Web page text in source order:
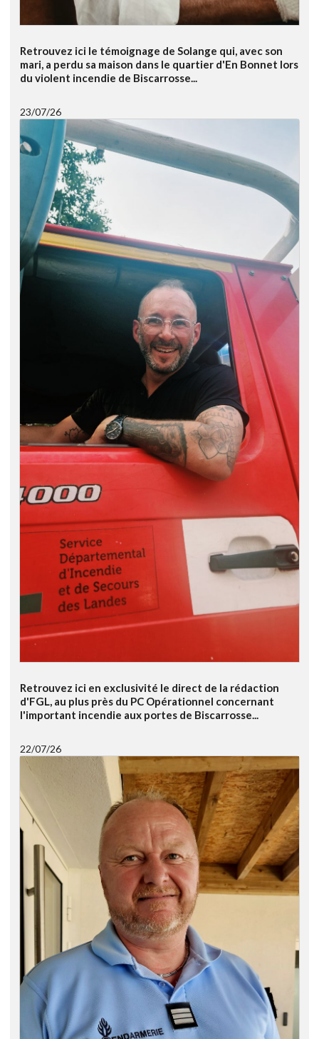
Retrouvez ici le témoignage de Solange qui, avec son
mari, a perdu sa maison dans le quartier d'En Bonnet lors
du violent incendie de Biscarrosse...
23/07/26
Retrouvez ici en exclusivité le direct de la rédaction
d'FGL, au plus près du PC Opérationnel concernant
l'important incendie aux portes de Biscarrosse...
22/07/26